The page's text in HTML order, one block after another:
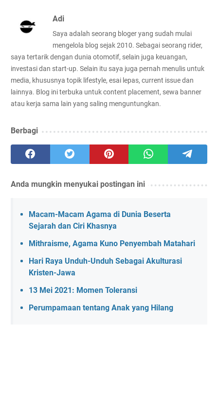
Adi
Saya adalah seorang bloger yang sudah mulai
mengelola blog sejak 2010. Sebagai seorang rider,
saya tertarik dengan dunia otomotif, selain juga keuangan,
investasi dan start-up. Selain itu saya juga pernah menulis untuk
media, khususnya topik lifestyle, esai lepas, current issue dan
lainnya. Blog ini terbuka untuk content placement, sewa banner
atau kerja sama lain yang saling menguntungkan.
Berbagi
Anda mungkin menyukai postingan ini
Macam-Macam Agama di Dunia Beserta
Sejarah dan Ciri Khasnya
Mithraisme, Agama Kuno Penyembah Matahari
Hari Raya Unduh-Unduh Sebagai Akulturasi
Kristen-Jawa
13 Mei 2021: Momen Toleransi
Perumpamaan tentang Anak yang Hilang